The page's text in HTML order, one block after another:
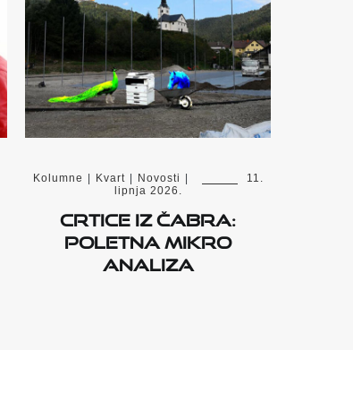
Kolumne Kvart Novosti
11.
lipnja 2026.
Crtice iz Čabra:
Poletna mikro
analiza